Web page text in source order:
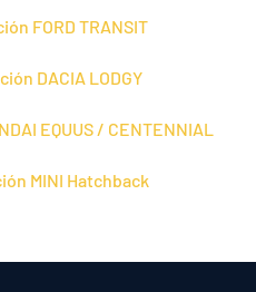
FORD TRANSIT
DACIA LODGY
EQUUS / CENTENNIAL
MINI Hatchback